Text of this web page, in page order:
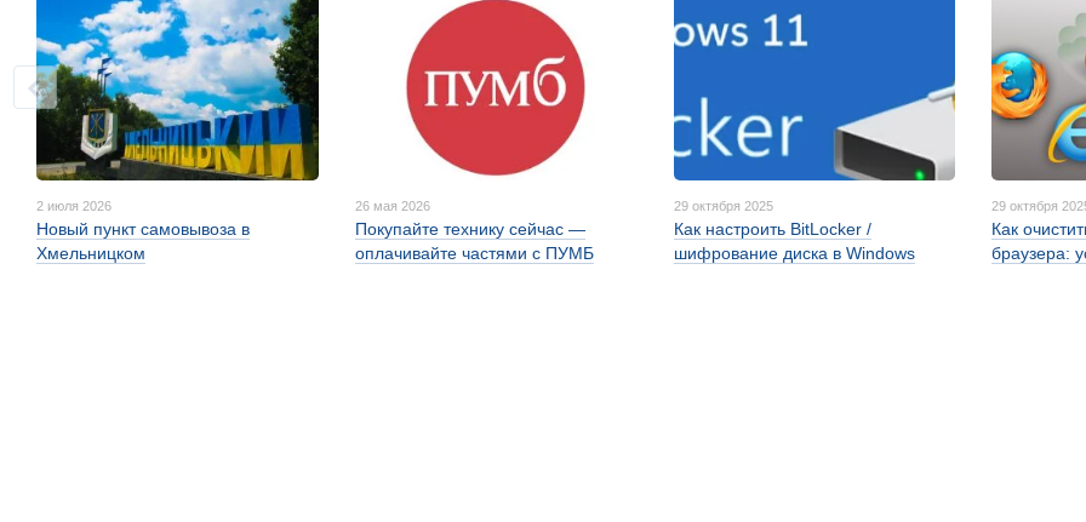
2 июля 2026
Новый пункт самовывоза в
Хмельницком
26 мая 2026
Покупайте технику сейчас —
оплачивайте частями с ПУМБ
29 октября 2025
Как настроить BitLocker /
шифрование диска в Windows
29 октября
Как
браузера: